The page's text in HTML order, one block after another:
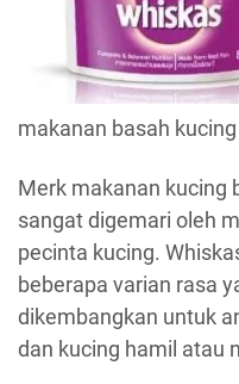
makanan basah
Merk makanan kucing
sangat digemari oleh
pecinta kucing.
beberapa varian rasa
dikembangkan untuk
dan kucing hamil atau